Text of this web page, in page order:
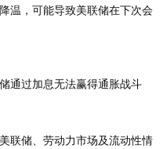
温，可能导致美联储在下次会
通过加息无法赢得通胀战斗
联储、劳动力市场及流动性情